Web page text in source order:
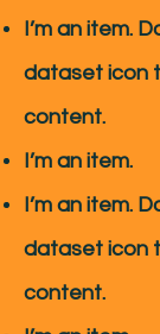
I’m an item.
dataset icon
content.
I’m an item.
I’m an item.
dataset icon
content.